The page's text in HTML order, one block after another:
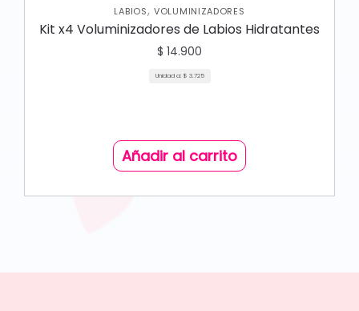
LABIOS,VOLUMINIZADORES
Kit x4 Voluminizadores de Labios Hidratantes
$ 14.900
Unidad a: $ 3.725
Añadir al carrito